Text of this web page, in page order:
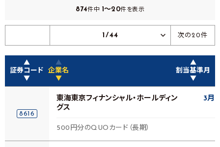
874件中 1～20件を表示
1/44 次の20件
▲
証券コード
▼
▲
企業名
▼
▲
割当基準月
▼
8616
東海東京フィナンシャル・ホールディン
グス
3月
500円分のQUOカード（長期）